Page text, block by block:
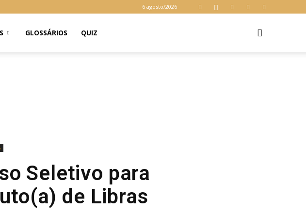
6 agosto/2026
GLOSSÁRIOS QUIZ
Seletivo para
de Libras